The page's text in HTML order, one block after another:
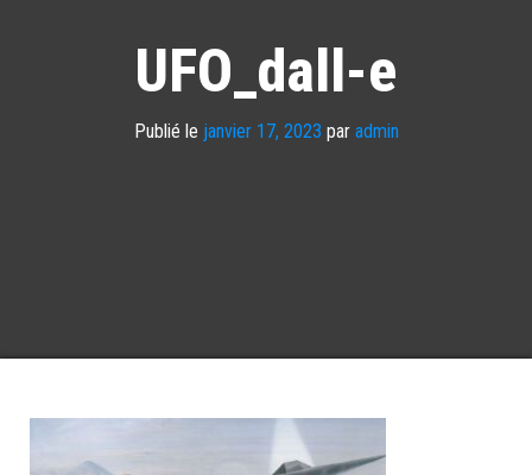
UFO_dall-e
Publié le janvier 17, 2023 par admin